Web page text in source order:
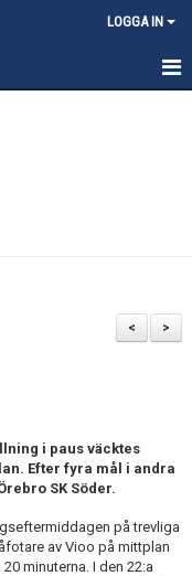
LOGGA IN
>
<
i paus väcktes
Efter fyra mål i andra
SK Söder.
på trevliga
av Vioo på mittplan
minuterna. I den 22:a